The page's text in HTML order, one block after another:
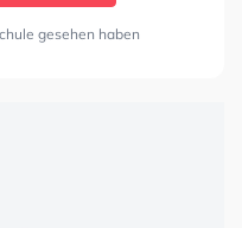
gesehen haben